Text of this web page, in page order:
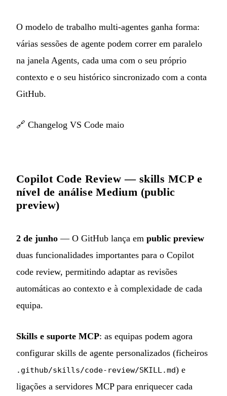
O modelo de trabalho multi-agentes ganha forma:
várias sessões de agente podem correr em paralelo
na janela Agents, cada uma com o seu próprio
contexto e o seu histórico sincronizado com a conta
GitHub.
🔗 Changelog VS Code maio
Copilot Code Review — skills MCP e
nível de análise Medium (public
preview)
2 de junho — O GitHub lança em public preview
duas funcionalidades importantes para o Copilot
code review, permitindo adaptar as revisões
automáticas ao contexto e à complexidade de cada
equipa.
Skills e suporte MCP: as equipas podem agora
configurar skills de agente personalizados (ficheiros
.github/skills/code-review/SKILL.md) e
ligações a servidores MCP para enriquecer cada